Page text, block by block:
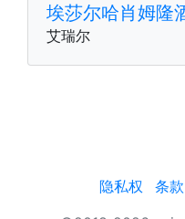
埃莎尔哈肖姆隆
艾瑞尔
隐私权 条款